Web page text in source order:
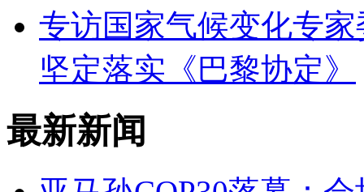
专访国家气候变化专
坚定落实《巴黎协定》
最新新闻